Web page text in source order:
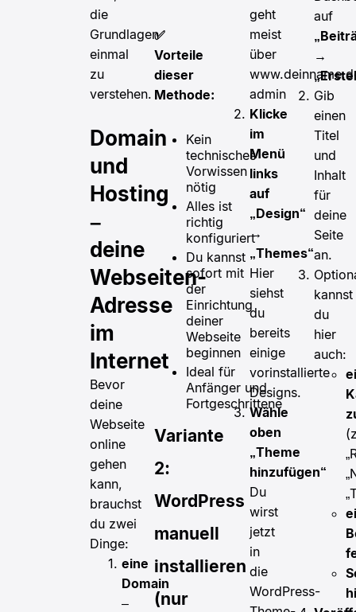
die
Grundlagen
einmal
zu
verstehen.
Domain
und
Hosting
–
deine
Webseiten-
Adresse
im
Internet
Bevor
deine
Webseite
online
gehen
kann,
brauchst
du zwei
Dinge:
eine
Domain
–
✅
Vorteile
dieser
Methode:
Kein
technisches
Vorwissen
nötig
Alles ist
richtig
konfiguriert
Du kannst
sofort mit
der
Einrichtung
deiner
Webseite
beginnen
Ideal für
Anfänger und
Fortgeschrittene
Variante
2:
WordPress
manuell
installieren
(nur
geht
meist
über
admin
Klicke
im
Menü
links
auf
„Design“
→
„Themes“
Hier
siehst
du
bereits
einige
vorinstallierte
Designs.
Wähle
oben
„Theme
hinzufügen“
Du
wirst
jetzt
in
die
WordPress-
auf
→
Gib
einen
Titel
und
Inhalt
für
deine
Seite
an.
kannst
du
hier
auch: